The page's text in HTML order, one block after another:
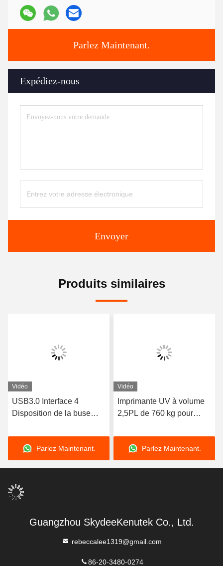
Parlez Maintenant.
Expédiez-nous
Envoyer
Produits similaires
Vidéo
USB3.0 Interface 4
Disposition de la buse
pour l'impression de
cylindresParlez Maintenant.
Vidéo
Imprimante UV à volume
2,5PL de 760 kg pour
Parlez Maintenant.
Guangzhou SkydeeKenutek Co., Ltd.
rebeccalee1319@gmail.com
86-20-3480-0274